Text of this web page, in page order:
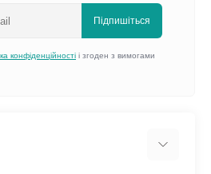
Підпишіться
конфіденційності і згоден з вимогами